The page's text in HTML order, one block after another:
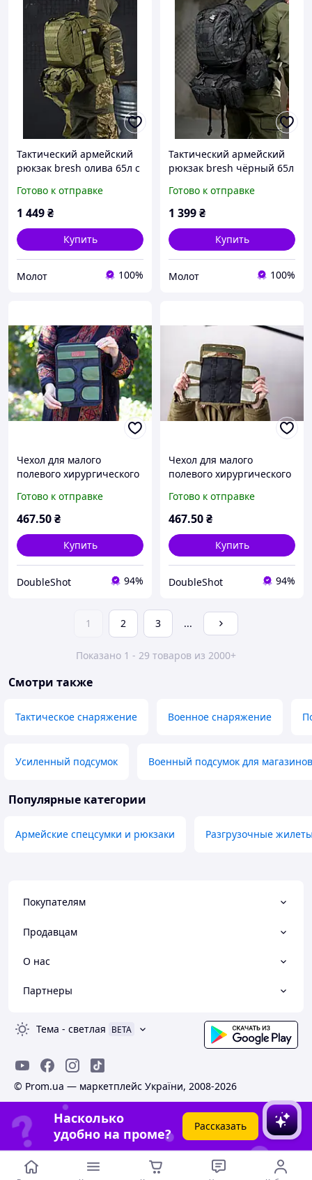
Тактический армейский
рюкзак bresh олива 65л с
полевой рюкзак 65л
нейлон кордура для ЗСУ
Готово к отправке
1 449₴
Купить
Молот 100%
Тактический армейский
рюкзак bresh чёрный 65л
полевой рюкзак 65л
нейлон кордура для ЗСУ
Готово к отправке
1 399₴
Купить
Молот 100%
Чехол для малого
полевого хирургического
хирургических
инструментов Олива
Готово к отправке
467.50₴
Купить
DoubleShot 94%
Чехол для малого
полевого хирургического
хирургических
инструментов Мультикам
Готово к отправке
467.50₴
Купить
DoubleShot 94%
1 2 3 ...
Показано 1 - 29 товаров из 2000+
Смотри также
Тактическое снаряжение Военное снаряжение
Усиленный подсумок Военный подсумок для
Популярные категории
Армейские спецсумки и рюкзаки Разгрузочные
Покупателям
Продавцам
О нас
Партнеры
Тема - светлая BETA
© Prom.ua — маркетплейс України, 2008-2026
Насколько
удобно на проме?
Рассказать